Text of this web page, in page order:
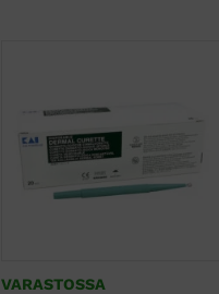
muunnelma.
Voit
valinnat
VARASTOSSA